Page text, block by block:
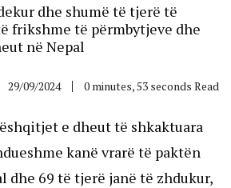
dhe shumë të tjerë të
frikshme të përmbytjeve dhe
në Nepal
29/09/2024 0 minutes, 53 seconds Read
e dheut të shkaktuara
kanë vrarë të paktën
dhe 69 të tjerë janë të zhdukur,